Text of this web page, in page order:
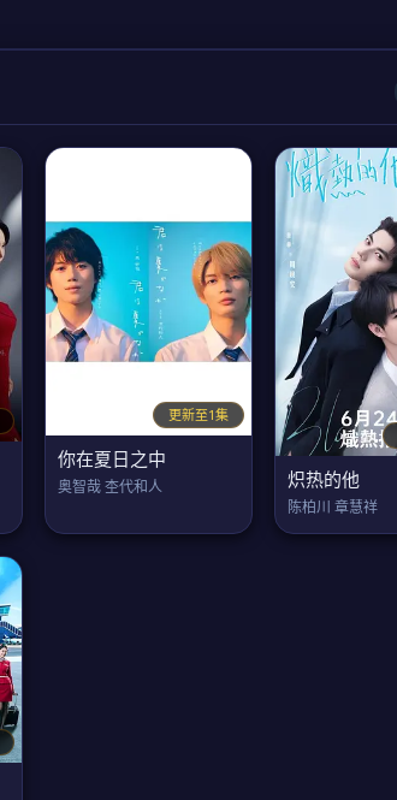
更新至1集
你在夏日之中
奥智哉 杢代和人 炽热的他
陈柏川 章慧祥